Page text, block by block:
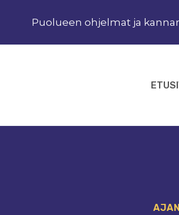
Puolueen ohjelmat ja